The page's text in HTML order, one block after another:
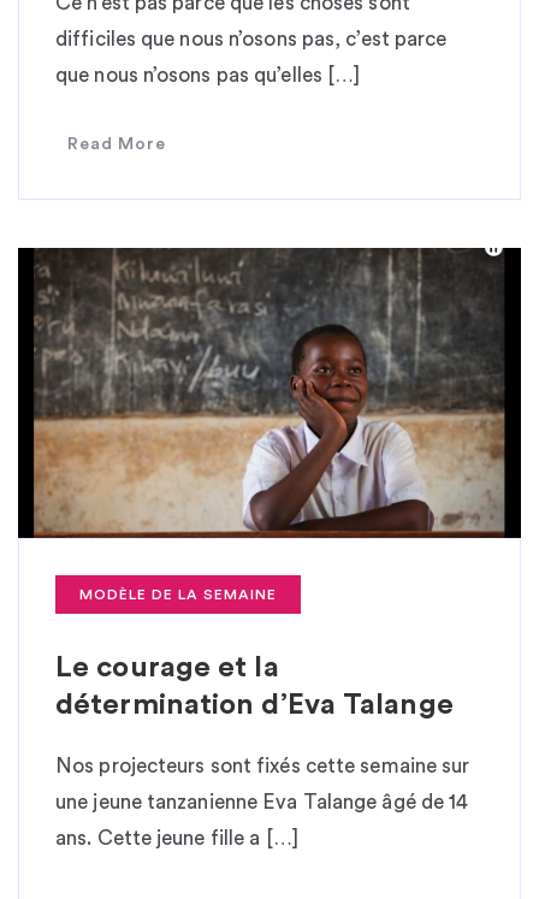
difficiles que nous n’osons pas, c’est parce
que nous n’osons pas qu’elles […]
Read More
MODÈLE DE LA SEMAINE
Le courage et la
détermination d’Eva Talange
Nos projecteurs sont fixés cette semaine sur
une jeune tanzanienne Eva Talange âgé de 14
ans. Cette jeune fille a […]